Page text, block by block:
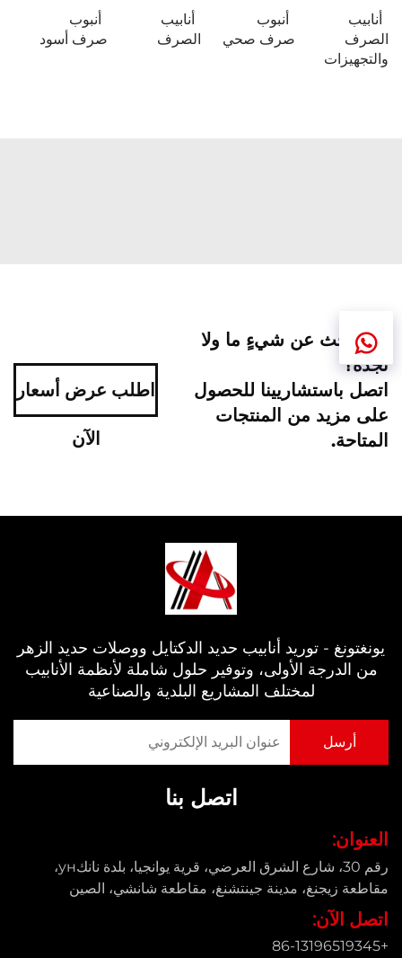
أنابيب
الصرف
والتجهيزات
أنبوب
صرف صحي
أنابيب
الصرف
أنبوب
صرف أسود
هل تبحث عن شيءٍ ما ولا
تجده؟
اتصل باستشاريينا للحصول
على مزيد من المنتجات
المتاحة.
اطلب عرض أسعار
الآن
يونغتونغ - توريد أنابيب حديد الدكتايل ووصلات حديد الزهر
من الدرجة الأولى، وتوفير حلول شاملة لأنظمة الأنابيب
لمختلف المشاريع البلدية والصناعية
اتصل بنا
العنوان:
رقم 30، شارع الشرق العرضي، قرية يوانجيا، بلدة نانكун،
مقاطعة زيجنغ، مدينة جينتشنغ، مقاطعة شانشي، الصين
اتصل الآن:
+86-13196519345